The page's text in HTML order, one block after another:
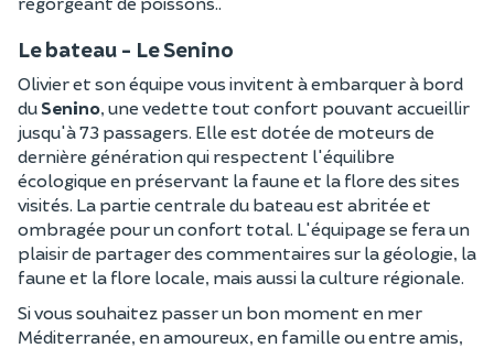
Le bateau - Le Senino
Olivier et son équipe vous invitent à embarquer à bord
du Senino, une vedette tout confort pouvant accueillir
jusqu'à 73 passagers. Elle est dotée de moteurs de
dernière génération qui respectent l'équilibre
écologique en préservant la faune et la flore des sites
visités. La partie centrale du bateau est abritée et
ombragée pour un confort total. L'équipage se fera un
plaisir de partager des commentaires sur la géologie, la
faune et la flore locale, mais aussi la culture régionale.
Si vous souhaitez passer un bon moment en mer
Méditerranée, en amoureux, en famille ou entre amis,